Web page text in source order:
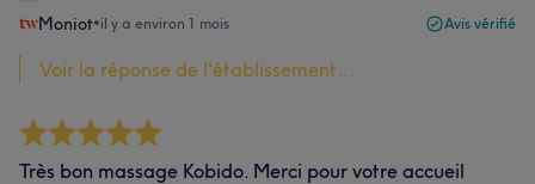
Moniot•il y a environ 1 mois Avis vérifié
Voir la réponse de l'établissement...
Très bon massage Kobido. Merci pour votre accueil